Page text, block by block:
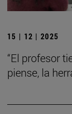
15 | 12 | 2025
“El profesor
piense, la